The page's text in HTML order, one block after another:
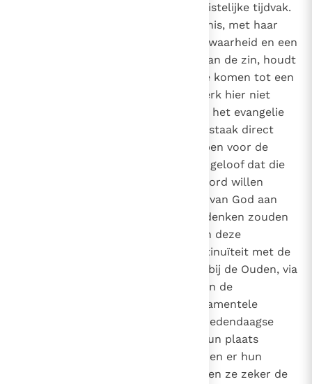
volgende millennium van het christelijke tijdvak.
De fragmentarisering van de kennis, met haar
versplinterde benadering van de waarheid en een
daaruit volgende verbrokkeling van de zin, houdt
de mens van vandaag ervan af, te komen tot een
innerlijke eenheid. Hoe zou de Kerk hier niet
bezorgd over kunnen zijn? Het is het evangelie
dat aan de herders deze wijsheidstaak direct
oplegt, en zij kunnen niet weglopen voor de
plicht om dat te ondernemen. Ik geloof dat die
wijsgeren die vandaag een antwoord willen
geven op de eisen die het woord van God aan
het menselijk denken stelt, hun denken zouden
moeten ontwikkelen op basis van deze
postulaten en in organische continuïteit met de
grootse traditie die, te beginnen bij de Ouden, via
de Kerkvaders en de meesters van de
Scholastiek loopt en die de fundamentele
resultaten van het moderne en hedendaagse
denken insluit. Als de filosofen hun plaats
kunnen innemen in deze traditie en er hun
inspiratie uit kunnen putten, zullen ze zeker de